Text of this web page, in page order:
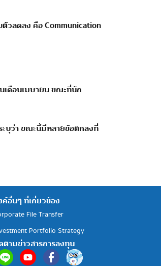
ตัวลดลง คือCommunication
เดือนเมษายน ขณะที่นัก
ะบุว่า ขณะนี้มีหลายข้อตกลงที่
ค์อื่นๆ ที่เกี่ยวข้อง
File Transfer
Portfolio Strategy
ตามข่าวสารการลงทุน